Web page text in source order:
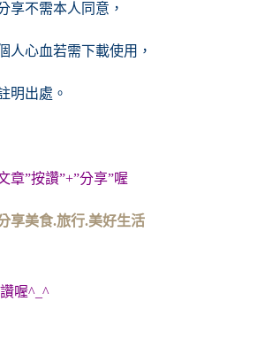
享不需本人同意，
人心血若需下載使用，
明出處。
章”按讚”+”分享”喔
享美食.旅行.美好生活
喔^_^